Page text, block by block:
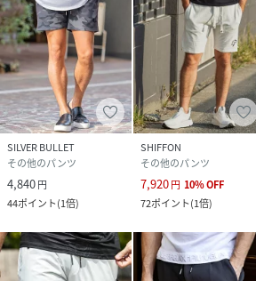
SILVER BULLET
その他のパンツ
4,840円
44ポイント(1倍)
SHIFFON
その他のパンツ
7,920円 10%OFF
72ポイント(1倍)